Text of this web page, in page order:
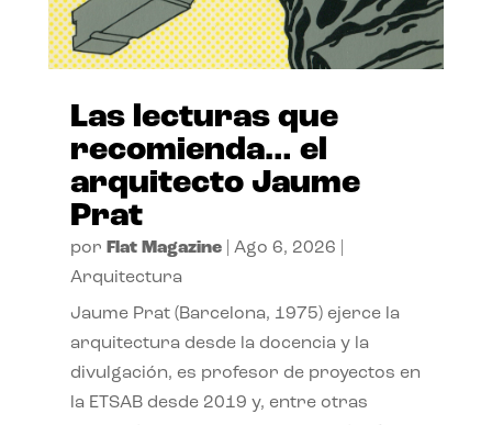
Las lecturas que
recomienda… el
arquitecto Jaume
Prat
por Flat Magazine| Ago 6, 2026
Arquitectura
Jaume Prat (Barcelona, 1975) ejerce la
arquitectura desde la docencia y la
divulgación, es profesor de proyectos en
la ETSAB desde 2019 y, entre otras